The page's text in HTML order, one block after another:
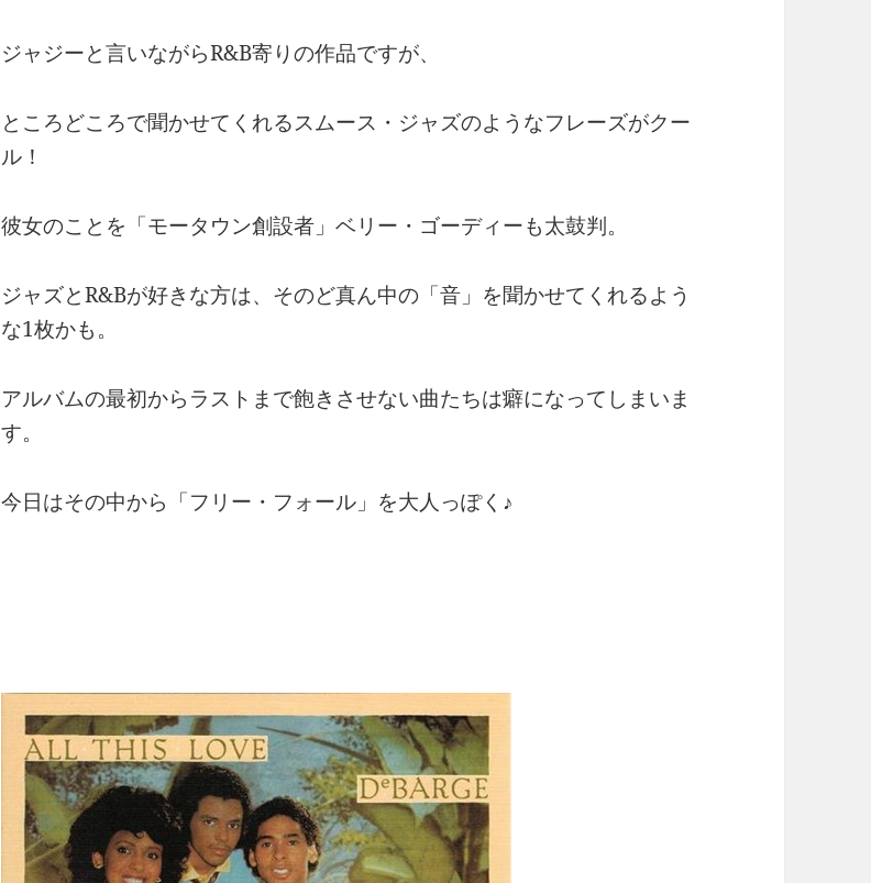
ジャジーと言いながらR&B寄りの作品ですが、
ところどころで聞かせてくれるスムース・ジャズのようなフレーズがクー
ル！
彼女のことを「モータウン創設者」ベリー・ゴーディーも太鼓判。
ジャズとR&Bが好きな方は、そのど真ん中の「音」を聞かせてくれるよう
な1枚かも。
アルバムの最初からラストまで飽きさせない曲たちは癖になってしまいま
す。
今日はその中から「フリー・フォール」を大人っぽく♪